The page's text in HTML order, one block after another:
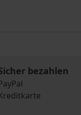
bezahlen